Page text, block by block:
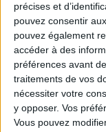
précises et
pouvez consentir
pouvez également
accéder à des
préférences avant
traitements de vos
nécessiter votre
y opposer. Vos
Vous pouvez
Je
Je